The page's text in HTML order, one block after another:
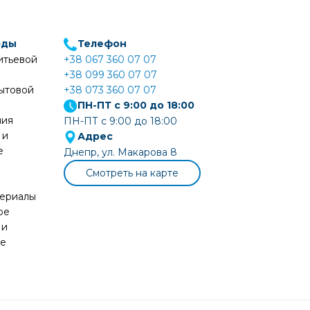
Телефон
+38 067 360 07 07
+38 099 360 07 07
+38 073 360 07 07
ПН-ПТ с 9:00 до 18:00
ПН-ПТ с 9:00 до 18:00
Адрес
Днепр, ул. Макарова 8
Смотреть на карте